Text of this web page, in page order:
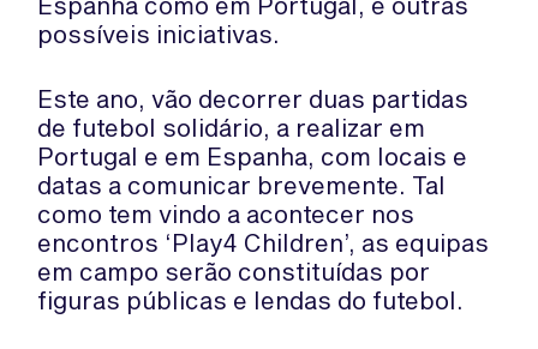
possíveis iniciativas.
Este ano, vão decorrer duas partidas
de futebol solidário, a realizar em
Portugal e em Espanha, com locais e
datas a comunicar brevemente. Tal
como tem vindo a acontecer nos
encontros ‘Play4 Children’, as equipas
em campo serão constituídas por
figuras públicas e lendas do futebol.